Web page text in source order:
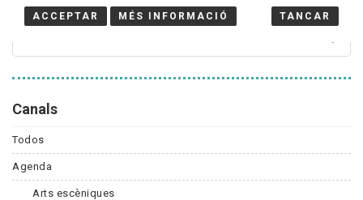
Canals
Todos
Agenda
Arts escèniques
ACCEPTAR MÉS INFORMACIÓ TANCAR